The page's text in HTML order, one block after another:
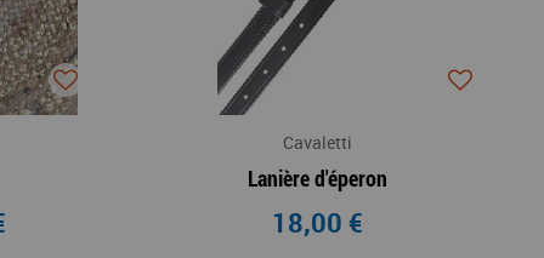
Cavaletti
Lanière d'éperon
18,00 €